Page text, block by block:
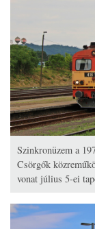
Szinkronüzem a
Csörgők
vonat július 5-ei